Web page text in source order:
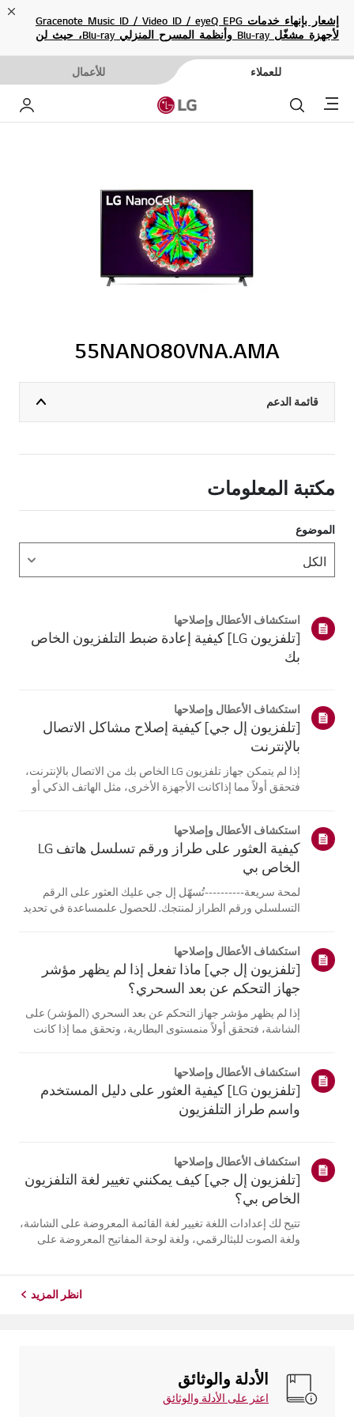
إشعار بإنهاء خدمات Gracenote Music ID / Video ID / eyeQ EPG
لأجهزة مشغّل Blu-ray وأنظمة المسرح المنزلي Blu-ray، حيث لن
للعملاء للأعمال
Menu بحث
55NANO80VNA.AMA
قائمة الدعم
مكتبة المعلومات
الموضوع
استكشاف الأعطال وإصلاحها
[تلفزيون LG] كيفية إعادة ضبط التلفزيون الخاص
بك
استكشاف الأعطال وإصلاحها
[تلفزيون إل جي] كيفية إصلاح مشاكل الاتصال
بالإنترنت
إذا لم يتمكن جهاز تلفزيون LG الخاص بك من الاتصال بالإنترنت،
فتحقق أولاً مما إذاكانت الأجهزة الأخرى، مثل الهاتف الذكي أو
تكمن في جها...
استكشاف الأعطال وإصلاحها
كيفية العثور على طراز ورقم تسلسل هاتف LG
الخاص بي
لمحة سريعة----------تُسهّل إل جي عليك العثور على الرقم
التسلسلي ورقم الطراز لمنتجك. للحصول علىمساعدة في تحديد
تختلف الصور أو ا...
استكشاف الأعطال وإصلاحها
[تلفزيون إل جي] ماذا تفعل إذا لم يظهر مؤشر
جهاز التحكم عن بعد السحري؟
إذا لم يظهر مؤشر جهاز التحكم عن بعد السحري (المؤشر) على
الشاشة، فتحقق أولاً منمستوى البطارية، وتحقق مما إذا كانت
التلفزيون. أعد تسج...
استكشاف الأعطال وإصلاحها
[تلفزيون LG] كيفية العثور على دليل المستخدم
واسم طراز التلفزيون
استكشاف الأعطال وإصلاحها
[تلفزيون إل جي] كيف يمكنني تغيير لغة التلفزيون
الخاص بي؟
تتيح لك إعدادات اللغة تغيير لغة القائمة المعروضة على الشاشة،
ولغة الصوت للبثالرقمي، ولغة لوحة المفاتيح المعروضة على
انظر المزيد
الأدلة والوثائق
اعثر على الأدلة والوثائق